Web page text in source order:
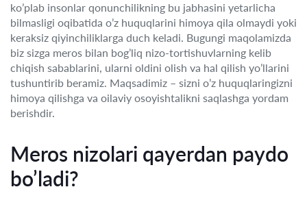
ko’plab insonlar qonunchilikning bu jabhasini yetarlicha
bilmasligi oqibatida o’z huquqlarini himoya qila olmaydi yoki
keraksiz qiyinchiliklarga duch keladi. Bugungi maqolamizda
biz sizga meros bilan bog’liq nizo-tortishuvlarning kelib
chiqish sabablarini, ularni oldini olish va hal qilish yo’llarini
tushuntirib beramiz. Maqsadimiz – sizni o’z huquqlaringizni
himoya qilishga va oilaviy osoyishtalikni saqlashga yordam
berishdir.
Meros nizolari qayerdan paydo
bo’ladi?